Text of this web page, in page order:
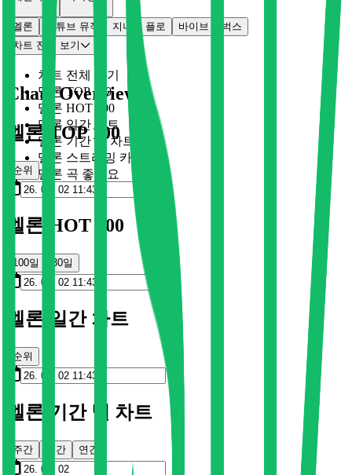
멜론 유튜브 뮤직 지니 플로 바이브
벅스
차트 전체 보기
차트 전체 보기
멜론 TOP 100
멜론 HOT 100
멜론 일간 차트
멜론 기간 별 차트
멜론 스트리밍 카드
멜론 곡 좋아요
Chart Overview
멜론 TOP 100
순위
멜론 HOT 100
100일 30일
멜론 일간 차트
순위
멜론 기간 별 차트
주간 월간 연간